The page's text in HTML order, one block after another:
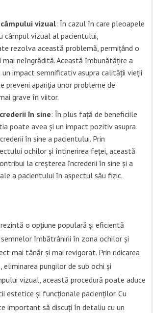
vizual: În cazul în care pleoapele
câmpul vizual al pacientului,
rezolva această problemă, permițând o
mai neîngrădită. Această îmbunătățire a
impact semnificativ asupra calității vieții
preveni apariția unor probleme de
grave în viitor.
în sine: În plus față de beneficiile
poate avea și un impact pozitiv asupra
în sine a pacientului. Prin
ochilor și întinerirea feței, această
la creșterea încrederii în sine și a
a pacientului în aspectul său fizic.
o opțiune populară și eficientă
îmbătrânirii în zona ochilor și
mai tânăr și mai revigorat. Prin ridicarea
pungilor de sub ochi și
vizual, această procedură poate aduce
estetice și funcționale pacienților. Cu
important să discuți în detaliu cu un